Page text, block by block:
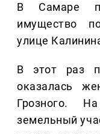
В Самаре
имущество
улице
В этот раз
оказалась
Грозного.
земельный